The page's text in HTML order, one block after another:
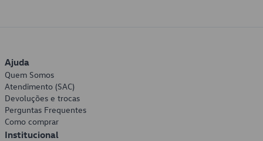
Ajuda
Quem Somos
Atendimento (SAC)
Devoluções e trocas
Perguntas Frequentes
Como comprar
Institucional